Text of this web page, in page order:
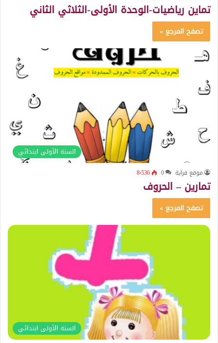
تماين رياضيات-الوحدة الأولى-الثلاثي الثاني
تصفح المرجع »
السنة الأولى ابتدائي
موقع قراية 0 8٬536
تمارين – الحروف
تصفح المرجع »
السنة الأولى ابتدائي